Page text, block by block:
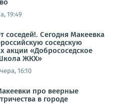
19:49
соседей!. Сегодня Макеевка
соседскую
акции «Добрососедское
ЖКХ»
16:10
про веерные
в городе